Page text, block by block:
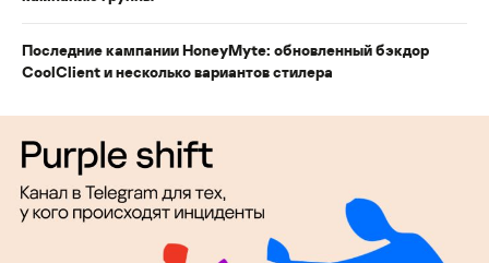
Последние кампании HoneyMyte: обновленный бэкдор
CoolClient и несколько вариантов стилера